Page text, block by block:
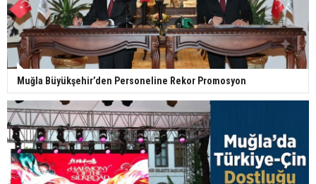
Muğla Büyükşehir’den Personeline Rekor Promosyon